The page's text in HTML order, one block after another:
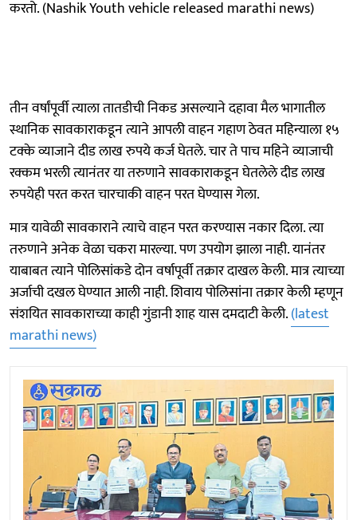
करतो. (Nashik Youth vehicle released marathi news)
तीन वर्षांपूर्वी त्याला तातडीची निकड असल्याने दहावा मैल भागातील
स्थानिक सावकाराकडून त्याने आपली वाहन गहाण ठेवत महिन्याला १५
टक्के व्याजाने दीड लाख रुपये कर्ज घेतले. चार ते पाच महिने व्याजाची
रक्कम भरली त्यानंतर या तरुणाने सावकाराकडून घेतलेले दीड लाख
रुपयेही परत करत चारचाकी वाहन परत घेण्यास गेला.
मात्र यावेळी सावकाराने त्याचे वाहन परत करण्यास नकार दिला. त्या
तरुणाने अनेक वेळा चकरा मारल्या. पण उपयोग झाला नाही. यानंतर
याबाबत त्याने पोलिसांकडे दोन वर्षापूर्वी तक्रार दाखल केली. मात्र त्याच्या
अर्जाची दखल घेण्यात आली नाही. शिवाय पोलिसांना तक्रार केली म्हणून
संशयित सावकाराच्या काही गुंडानी शाह यास दमदाटी केली.(latest
marathi news)